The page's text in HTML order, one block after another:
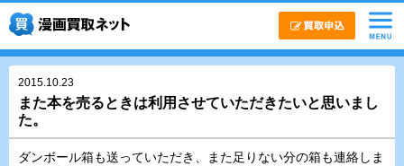
2015.10.23
また本を売るときは利用させていただきたいと思いまし
た。
ダンボール箱も送っていただき、また足りない分の箱も連絡しま